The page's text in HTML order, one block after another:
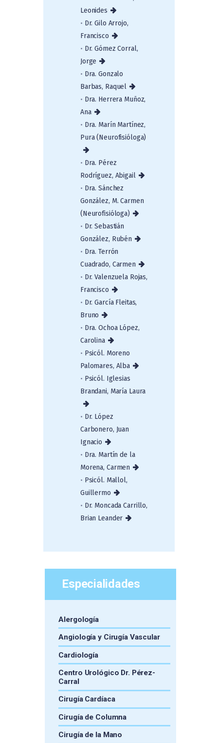
Leonides
• Dr. Gilo Arrojo,
Francisco
• Dr. Gómez Corral,
Jorge
• Dra. Gonzalo
Barbas, Raquel
• Dra. Herrera Muñoz,
Ana
• Dra. Marín Martínez,
Pura (Neurofisióloga)
• Dra. Pérez
Rodríguez, Abigail
• Dra. Sánchez
González, M. Carmen
(Neurofisióloga)
• Dr. Sebastián
González, Rubén
• Dra. Terrón
Cuadrado, Carmen
• Dr. Valenzuela Rojas,
Francisco
• Dr. García Fleitas,
Bruno
• Dra. Ochoa López,
Carolina
• Psicól. Moreno
Palomares, Alba
• Psicól. Iglesias
Brandani, María Laura
• Dr. López
Carbonero, Juan
Ignacio
• Dra. Martín de la
Morena, Carmen
• Psicól. Mallol,
Guillermo
• Dr. Moncada Carrillo,
Brian Leander
Especialidades
Alergología
Angiología y Cirugía Vascular
Cardiología
Centro Urológico Dr. Pérez-
Carral
Cirugía Cardíaca
Cirugía de Columna
Cirugía de la Mano